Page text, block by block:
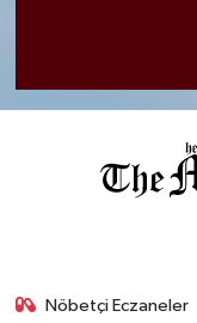
Nöbetçi Eczaneler